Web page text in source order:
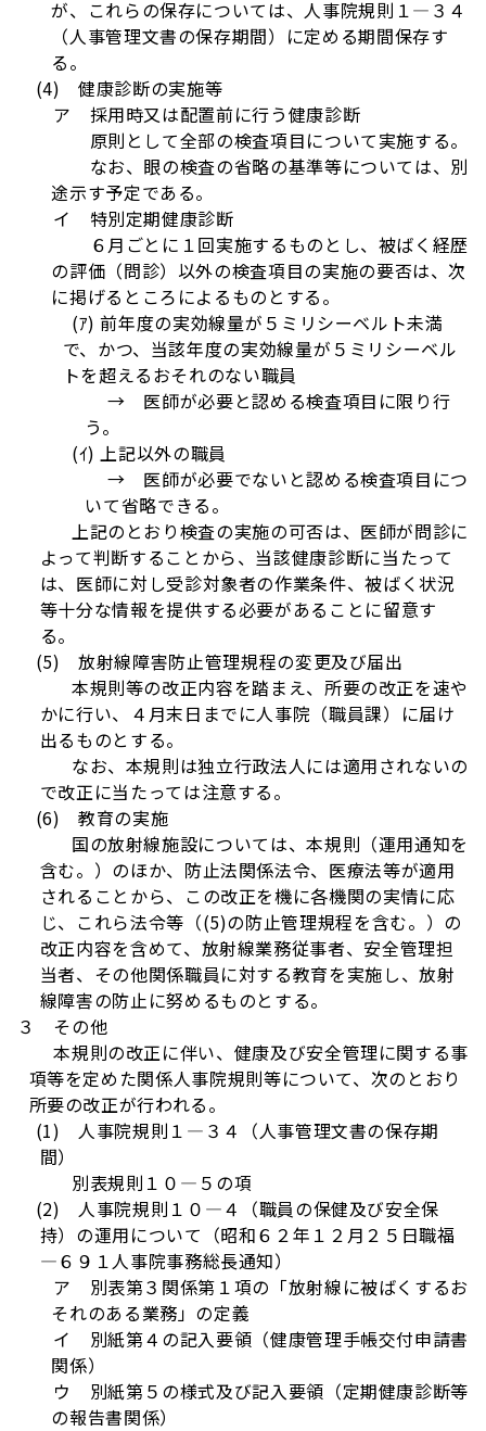
が、これらの保存については、人事院規則１―３４
（人事管理文書の保存期間）に定める期間保存す
る。
(4) 健康診断の実施等
ア 採用時又は配置前に行う健康診断
原則として全部の検査項目について実施する。
なお、眼の検査の省略の基準等については、別
途示す予定である。
イ 特別定期健康診断
６月ごとに１回実施するものとし、被ばく経歴
の評価（問診）以外の検査項目の実施の要否は、次
に掲げるところによるものとする。
(ｱ) 前年度の実効線量が５ミリシーベルト未満
で、かつ、当該年度の実効線量が５ミリシーベル
トを超えるおそれのない職員
→ 医師が必要と認める検査項目に限り行
う。
(ｲ) 上記以外の職員
→ 医師が必要でないと認める検査項目につ
いて省略できる。
上記のとおり検査の実施の可否は、医師が問診に
よって判断することから、当該健康診断に当たって
は、医師に対し受診対象者の作業条件、被ばく状況
等十分な情報を提供する必要があることに留意す
る。
(5) 放射線障害防止管理規程の変更及び届出
本規則等の改正内容を踏まえ、所要の改正を速や
かに行い、４月末日までに人事院（職員課）に届け
出るものとする。
なお、本規則は独立行政法人には適用されないの
で改正に当たっては注意する。
(6) 教育の実施
国の放射線施設については、本規則（運用通知を
含む。）のほか、防止法関係法令、医療法等が適用
されることから、この改正を機に各機関の実情に応
じ、これら法令等（(5)の防止管理規程を含む。）の
改正内容を含めて、放射線業務従事者、安全管理担
当者、その他関係職員に対する教育を実施し、放射
線障害の防止に努めるものとする。
３ その他
本規則の改正に伴い、健康及び安全管理に関する事
項等を定めた関係人事院規則等について、次のとおり
所要の改正が行われる。
(1) 人事院規則１―３４（人事管理文書の保存期
間）
別表規則１０―５の項
(2) 人事院規則１０―４（職員の保健及び安全保
持）の運用について（昭和６２年１２月２５日職福
―６９１人事院事務総長通知）
ア 別表第３関係第１項の「放射線に被ばくするお
それのある業務」の定義
イ 別紙第４の記入要領（健康管理手帳交付申請書
関係）
ウ 別紙第５の様式及び記入要領（定期健康診断等
の報告書関係）